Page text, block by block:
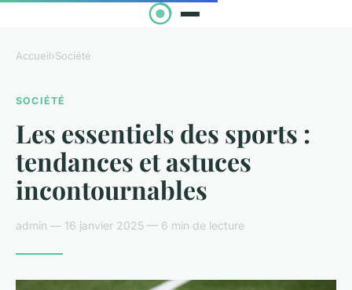
Accueil›Société
SOCIÉTÉ
Les essentiels des sports :
tendances et astuces
incontournables
admin — 16 janvier 2025 — 6 min de lecture